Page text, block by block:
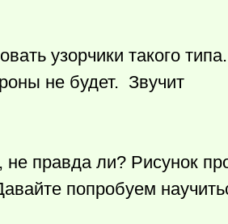
узорчики такого
не будет. Звучит
правда ли? Рисунок
попробуем